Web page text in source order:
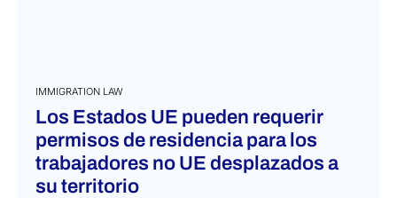
IMMIGRATION LAW
Los Estados UE pueden requerir
permisos de residencia para los
trabajadores no UE desplazados a
su territorio